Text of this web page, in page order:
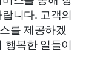
니다. 고객의
를 제공하겠
행복한 일들이